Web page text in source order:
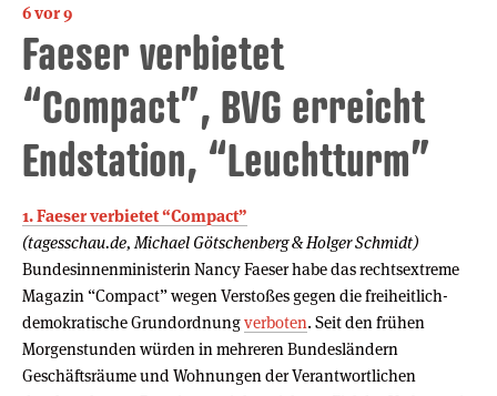
6 vor 9
Faeser verbietet
“Compact”, BVG erreicht
Endstation, “Leuchtturm”
1. Faeser verbietet “Compact”
(tagesschau.de, Michael Götschenberg & Holger Schmidt)
Bundesinnenministerin Nancy Faeser habe das rechtsextreme
Magazin “Compact” wegen Verstoßes gegen die freiheitlich-
demokratische Grundordnungverboten. Seit den frühen
Morgenstunden würden in mehreren Bundesländern
Geschäftsräume und Wohnungen der Verantwortlichen